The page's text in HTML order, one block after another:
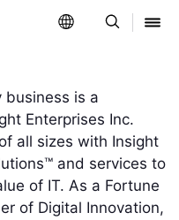
business is a
Enterprises Inc.
all sizes with Insight
and services to
of IT. As a Fortune
of Digital Innovation,